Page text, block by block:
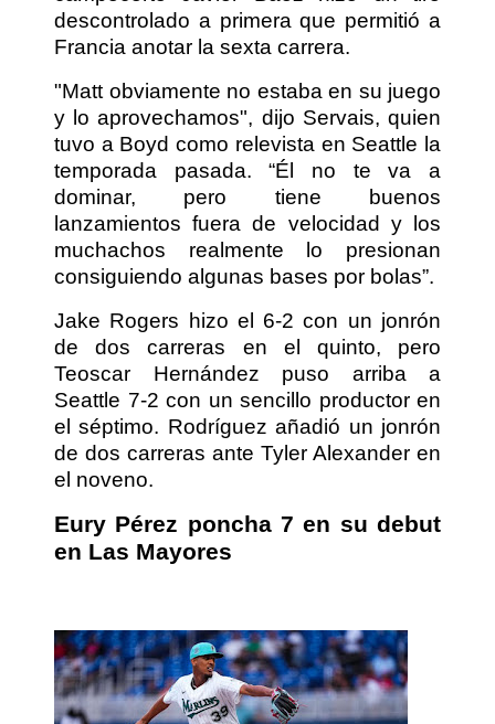
descontrolado a primera que permitió a
Francia anotar la sexta carrera.
"Matt obviamente no estaba en su juego
y lo aprovechamos", dijo Servais, quien
tuvo a Boyd como relevista en Seattle la
temporada pasada. “Él no te va a
dominar, pero tiene buenos
lanzamientos fuera de velocidad y los
muchachos realmente lo presionan
consiguiendo algunas bases por bolas”.
Jake Rogers hizo el 6-2 con un jonrón
de dos carreras en el quinto, pero
Teoscar Hernández puso arriba a
Seattle 7-2 con un sencillo productor en
el séptimo. Rodríguez añadió un jonrón
de dos carreras ante Tyler Alexander en
el noveno.
Eury Pérez poncha 7 en su debut
en Las Mayores